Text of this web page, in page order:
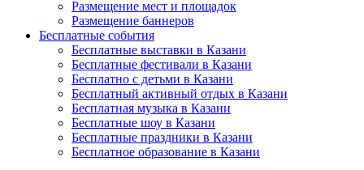
Размещение мест и площадок
Размещение баннеров
Бесплатные события
Бесплатные выставки в Казани
Бесплатные фестивали в Казани
Бесплатно с детьми в Казани
Бесплатный активный отдых в Казани
Бесплатная музыка в Казани
Бесплатные шоу в Казани
Бесплатные праздники в Казани
Бесплатное образование в Казани